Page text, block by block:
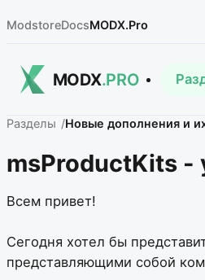
ModstoreDocsMODX.Pro
MODX.PRO
Разделы Новые дополнения и
msProductKits -
Всем привет!
Сегодня хотел бы
представляющими собой